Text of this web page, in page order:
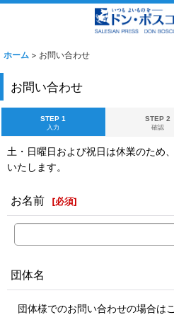
ホーム > お問い合わせ
お問い合わせ
STEP 1
入力
STEP 2
確認
土・日曜日および祝日は休業のため
いたします。
お名前 [必須]
団体名
団体様でのお問い合わせの場合は